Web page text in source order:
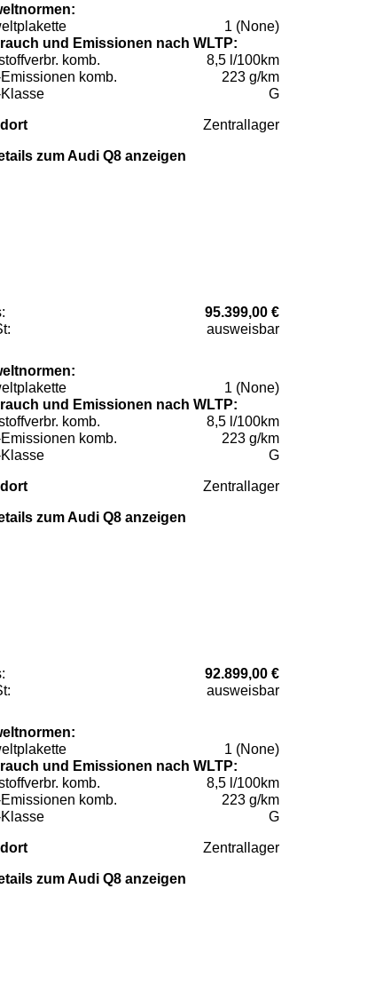
1 (None)
und Emissionen nach WLTP:
komb.
8,5 l/100km
komb.
223 g/km
G
Zentrallager
zum Audi Q8 anzeigen
95.399,00 €
ausweisbar
1 (None)
und Emissionen nach WLTP:
komb.
8,5 l/100km
komb.
223 g/km
G
Zentrallager
zum Audi Q8 anzeigen
92.899,00 €
ausweisbar
1 (None)
und Emissionen nach WLTP:
komb.
8,5 l/100km
komb.
223 g/km
G
Zentrallager
zum Audi Q8 anzeigen